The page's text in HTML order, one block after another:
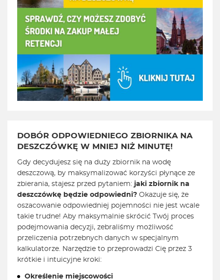
DOBÓR ODPOWIEDNIEGO ZBIORNIKA NA
DESZCZÓWKĘ W MNIEJ NIŻ MINUTĘ!
Gdy decydujesz się na duży zbiornik na wodę
deszczową, by maksymalizować korzyści płynące ze
zbierania, stajesz przed pytaniem: jaki zbiornik na
deszczówkę będzie odpowiedni? Okazuje się, że
oszacowanie odpowiedniej pojemności nie jest wcale
takie trudne! Aby maksymalnie skrócić Twój proces
podejmowania decyzji, zebraliśmy możliwość
przeliczenia potrzebnych danych w specjalnym
kalkulatorze. Narzędzie to przeprowadzi Cię przez 3
krótkie i intuicyjne kroki:
Określenie miejscowości